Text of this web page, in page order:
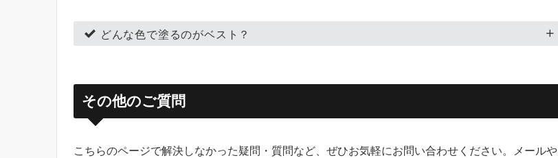
どんな色で塗るのがベスト？
その他のご質問
こちらのページで解決しなかった疑問・質問など、ぜひお気軽にお問い合わせください。メールや